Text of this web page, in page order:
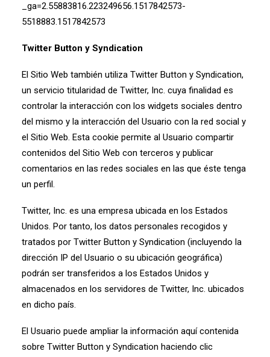
_ga=2.55883816.223249656.1517842573-
5518883.1517842573
Twitter Button y Syndication
El Sitio Web también utiliza Twitter Button y Syndication,
un servicio titularidad de Twitter, Inc. cuya finalidad es
controlar la interacción con los widgets sociales dentro
del mismo y la interacción del Usuario con la red social y
el Sitio Web. Esta cookie permite al Usuario compartir
contenidos del Sitio Web con terceros y publicar
comentarios en las redes sociales en las que éste tenga
un perfil.
Twitter, Inc. es una empresa ubicada en los Estados
Unidos. Por tanto, los datos personales recogidos y
tratados por Twitter Button y Syndication (incluyendo la
dirección IP del Usuario o su ubicación geográfica)
podrán ser transferidos a los Estados Unidos y
almacenados en los servidores de Twitter, Inc. ubicados
en dicho país.
El Usuario puede ampliar la información aquí contenida
sobre Twitter Button y Syndication haciendo clic